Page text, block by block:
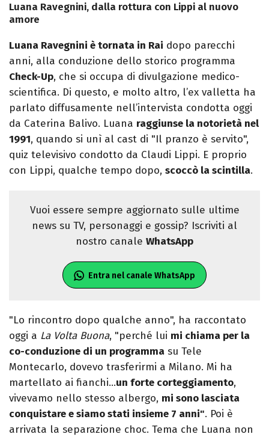
Luana Ravegnini, dalla rottura con Lippi al nuovo
amore
Luana Ravegnini è tornata in Rai dopo parecchi
anni, alla conduzione dello storico programma
Check-Up, che si occupa di divulgazione medico-
scientifica. Di questo, e molto altro, l’ex valletta ha
parlato diffusamente nell’intervista condotta oggi
da Caterina Balivo. Luana raggiunse la notorietà nel
1991, quando si unì al cast di "Il pranzo è servito",
quiz televisivo condotto da Claudi Lippi. E proprio
con Lippi, qualche tempo dopo, scoccò la scintilla.
Vuoi essere sempre aggiornato sulle ultime
news su TV, personaggi e gossip? Iscriviti al
nostro canale WhatsApp
Entra nel canale WhatsApp
"Lo rincontro dopo qualche anno", ha raccontato
oggi a La Volta Buona, "perché lui mi chiama per la
co-conduzione di un programma su Tele
Montecarlo, dovevo trasferirmi a Milano. Mi ha
martellato ai fianchi…un forte corteggiamento,
vivevamo nello stesso albergo, mi sono lasciata
conquistare e siamo stati insieme 7 anni". Poi è
arrivata la separazione choc. Tema che Luana non